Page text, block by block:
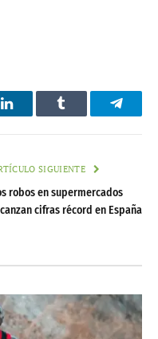
LinkedInTumblr
SIGUIENTE
robos en supermercados
cifras récord en España